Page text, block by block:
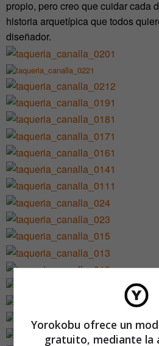
propio, pero creo que cuidar cada
historia arquetípica que todos
diseñador.
Yorokobu ofrece un
gratuito, mediante la